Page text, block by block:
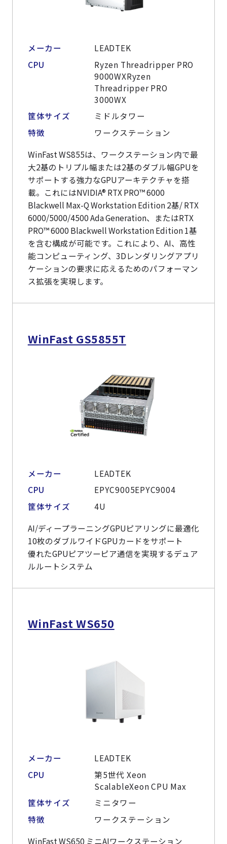
メーカー
LEADTEK
CPU
Ryzen Threadripper PRO
9000WXRyzen
Threadripper PRO
3000WX
筐体サイズ
ミドルタワー
特徴
ワークステーション
WinFast WS855は、ワークステーション内で最
大2基のトリプル幅または2基のダブル幅GPUを
サポートする強力なGPUアーキテクチャを搭
載。これにはNVIDIA® RTX PRO™ 6000
Blackwell Max-Q Workstation Edition 2基/ RTX
6000/5000/4500 Ada Generation、またはRTX
PRO™ 6000 Blackwell Workstation Edition 1基
を含む構成が可能です。これにより、AI、高性
能コンピューティング、3Dレンダリングアプリ
ケーションの要求に応えるためのパフォーマン
ス拡張を実現します。
WinFast GS5855T
メーカー
LEADTEK
CPU
EPYC9005EPYC9004
筐体サイズ
4U
AI/ディープラーニングGPUピアリングに最適化
10枚のダブルワイドGPUカードをサポート
優れたGPUピアツーピア通信を実現するデュア
ルルートシステム
WinFast WS650
メーカー
LEADTEK
CPU
第5世代 Xeon
ScalableXeon CPU Max
筐体サイズ
ミニタワー
特徴
ワークステーション
WinFast WS650 ミニAIワークステーション